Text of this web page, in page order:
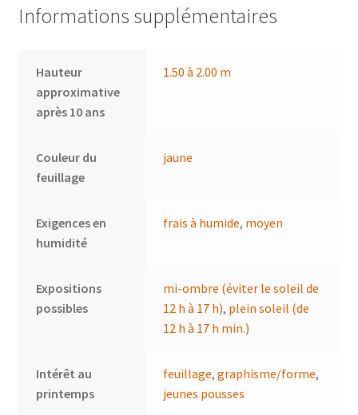
Informations supplémentaires
Hauteur
approximative
après 10 ans
1.50 à 2.00 m
Couleur du
feuillage
jaune
Exigences en
humidité
frais à humide, moyen
Expositions
possibles
mi-ombre (éviter le soleil de
12 h à 17 h), plein soleil (de
12 h à 17 h min.)
Intérêt au
printemps
feuillage,graphisme/forme,
jeunes pousses